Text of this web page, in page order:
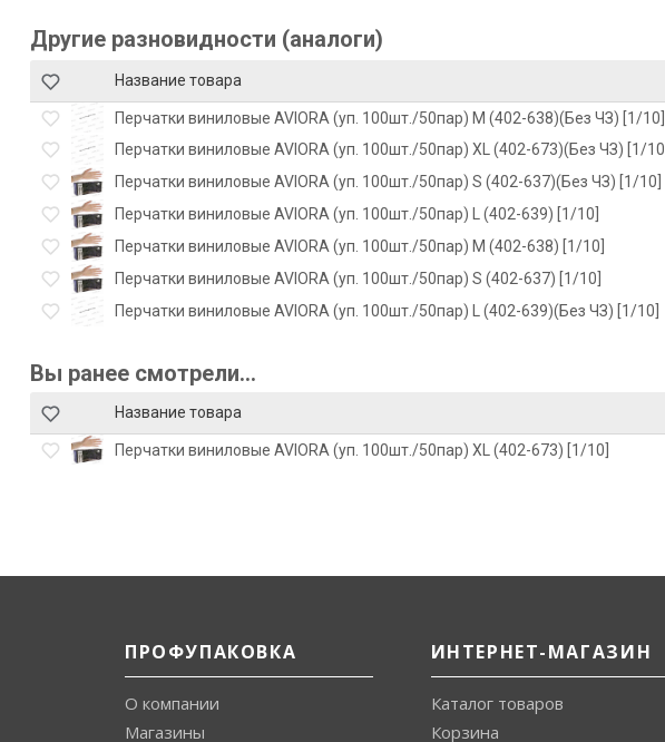
Другие разновидности (аналоги)
Название товара
Перчатки виниловые AVIORA (уп. 100шт./50пар) M (402-638)(Без ЧЗ) [1/10]
Перчатки виниловые AVIORA (уп. 100шт./50пар) XL (402-673)(Без ЧЗ) [1/10]
Перчатки виниловые AVIORA (уп. 100шт./50пар) S (402-637)(Без ЧЗ) [1/10]
Перчатки виниловые AVIORA (уп. 100шт./50пар) L (402-639) [1/10]
Перчатки виниловые AVIORA (уп. 100шт./50пар) M (402-638) [1/10]
Перчатки виниловые AVIORA (уп. 100шт./50пар) S (402-637) [1/10]
Перчатки виниловые AVIORA (уп. 100шт./50пар) L (402-639)(Без ЧЗ) [1/10]
Вы ранее смотрели...
Название товара
Перчатки виниловые AVIORA (уп. 100шт./50пар) XL (402-673) [1/10]
ПРОФУПАКОВКА
О компании
Магазины
ИНТЕРНЕТ-МАГАЗИН
Каталог товаров
Корзина